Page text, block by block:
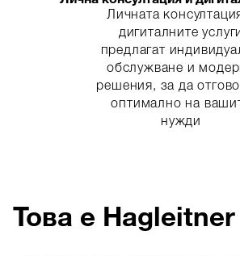
Личната
дигиталните
предлагат
обслужване и
решения, за да
оптимално на
нужди
Това е Hagleitner